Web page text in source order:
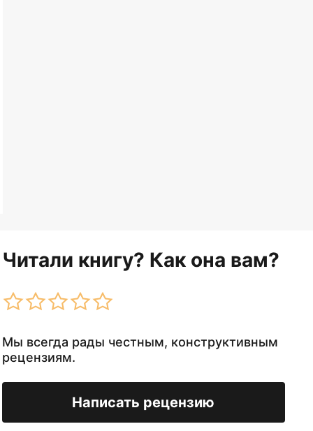
Читали книгу? Как она вам?
Мы всегда рады честным, конструктивным
рецензиям.
Написать рецензию